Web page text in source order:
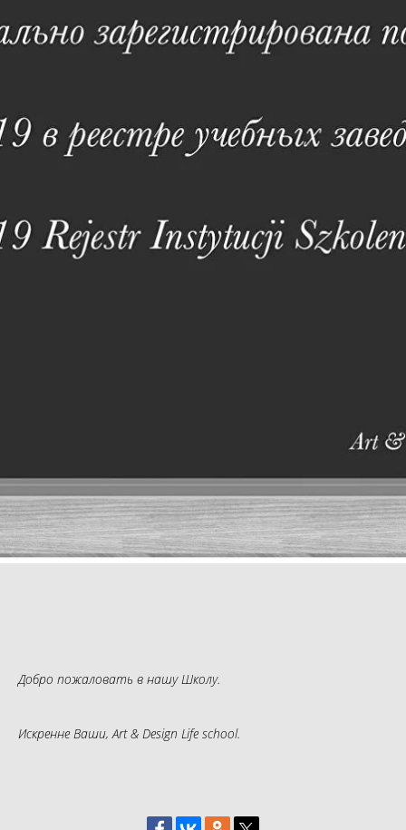
Добро пожаловать в нашу Школу.
Искренне Ваши, Art & Design Life school.